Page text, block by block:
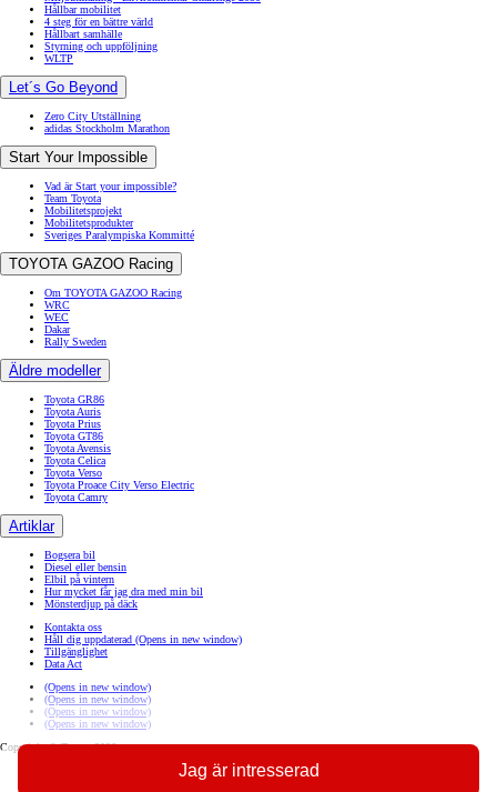
Jag är intresserad
Hållbar mobilitet
4 steg för en bättre värld
Hållbart samhälle
Styrning och uppföljning
WLTP
Let´s Go Beyond
Zero City Utställning
adidas Stockholm Marathon
Start Your Impossible
Vad är Start your impossible?
Team Toyota
Mobilitetsprojekt
Mobilitetsprodukter
Sveriges Paralympiska Kommitté
TOYOTA GAZOO Racing
Om TOYOTA GAZOO Racing
WRC
WEC
Dakar
Rally Sweden
Äldre modeller
Toyota GR86
Toyota Auris
Toyota Prius
Toyota GT86
Toyota Avensis
Toyota Celica
Toyota Verso
Toyota Proace City Verso Electric
Toyota Camry
Artiklar
Bogsera bil
Diesel eller bensin
Elbil på vintern
Hur mycket får jag dra med min bil
Mönsterdjup på däck
Kontakta oss
Håll dig uppdaterad (Opens in new window)
Tillgänglighet
Data Act
(Opens in new window)
(Opens in new window)
(Opens in new window)
(Opens in new window)
Copyright © Toyota 2026